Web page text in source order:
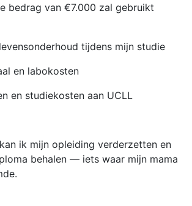
bedrag van €7.000 zal gebruikt
tijdens mijn studie
en labokosten
en studiekosten aan UCLL
ik mijn opleiding verderzetten en
behalen — iets waar mijn mama